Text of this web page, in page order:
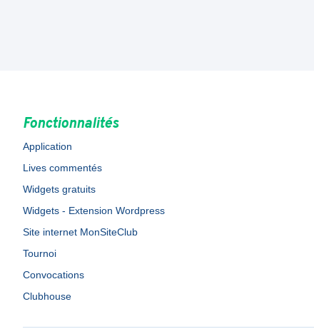
Fonctionnalités
Application
Lives commentés
Widgets gratuits
Widgets - Extension Wordpress
Site internet MonSiteClub
Tournoi
Convocations
Clubhouse